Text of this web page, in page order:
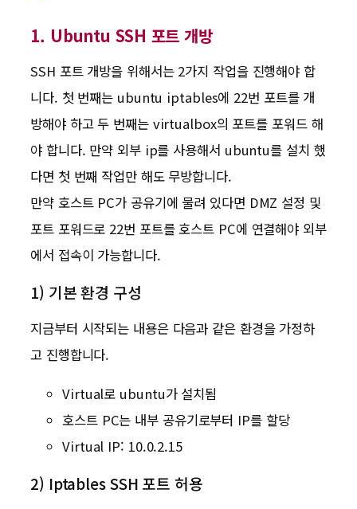
1. Ubuntu SSH 포트 개방
SSH 포트 개방을 위해서는 2가지 작업을 진행해야 합
니다. 첫 번째는 ubuntu iptables에 22번 포트를 개
방해야 하고 두 번째는 virtualbox의 포트를 포워드 해
야 합니다. 만약 외부 ip를 사용해서 ubuntu를 설치 했
다면 첫 번째 작업만 해도 무방합니다.
만약 호스트 PC가 공유기에 물려 있다면 DMZ 설정 및
포트 포워드로 22번 포트를 호스트 PC에 연결해야 외부
에서 접속이 가능합니다.
1) 기본 환경 구성
지금부터 시작되는 내용은 다음과 같은 환경을 가정하
고 진행합니다.
Virtual로 ubuntu가 설치됨
호스트 PC는 내부 공유기로부터 IP를 할당
Virtual IP: 10.0.2.15
2) Iptables SSH 포트 허용